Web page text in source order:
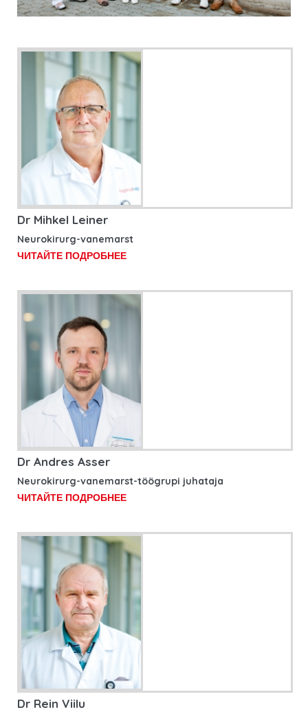
Dr Mihkel Leiner
Neurokirurg-vanemarst
ЧИТАЙТЕ ПОДРОБНЕЕ
Dr Andres Asser
Neurokirurg-vanemarst-töögrupi juhataja
ЧИТАЙТЕ ПОДРОБНЕЕ
Dr Rein Viilu